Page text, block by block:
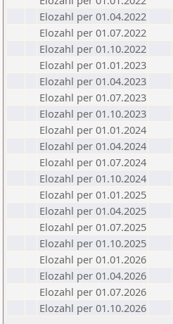
Elozahl per 01.04.2022
Elozahl per 01.07.2022
Elozahl per 01.10.2022
Elozahl per 01.01.2023
Elozahl per 01.04.2023
Elozahl per 01.07.2023
Elozahl per 01.10.2023
Elozahl per 01.01.2024
Elozahl per 01.04.2024
Elozahl per 01.07.2024
Elozahl per 01.10.2024
Elozahl per 01.01.2025
Elozahl per 01.04.2025
Elozahl per 01.07.2025
Elozahl per 01.10.2025
Elozahl per 01.01.2026
Elozahl per 01.04.2026
Elozahl per 01.07.2026
Elozahl per 01.10.2026